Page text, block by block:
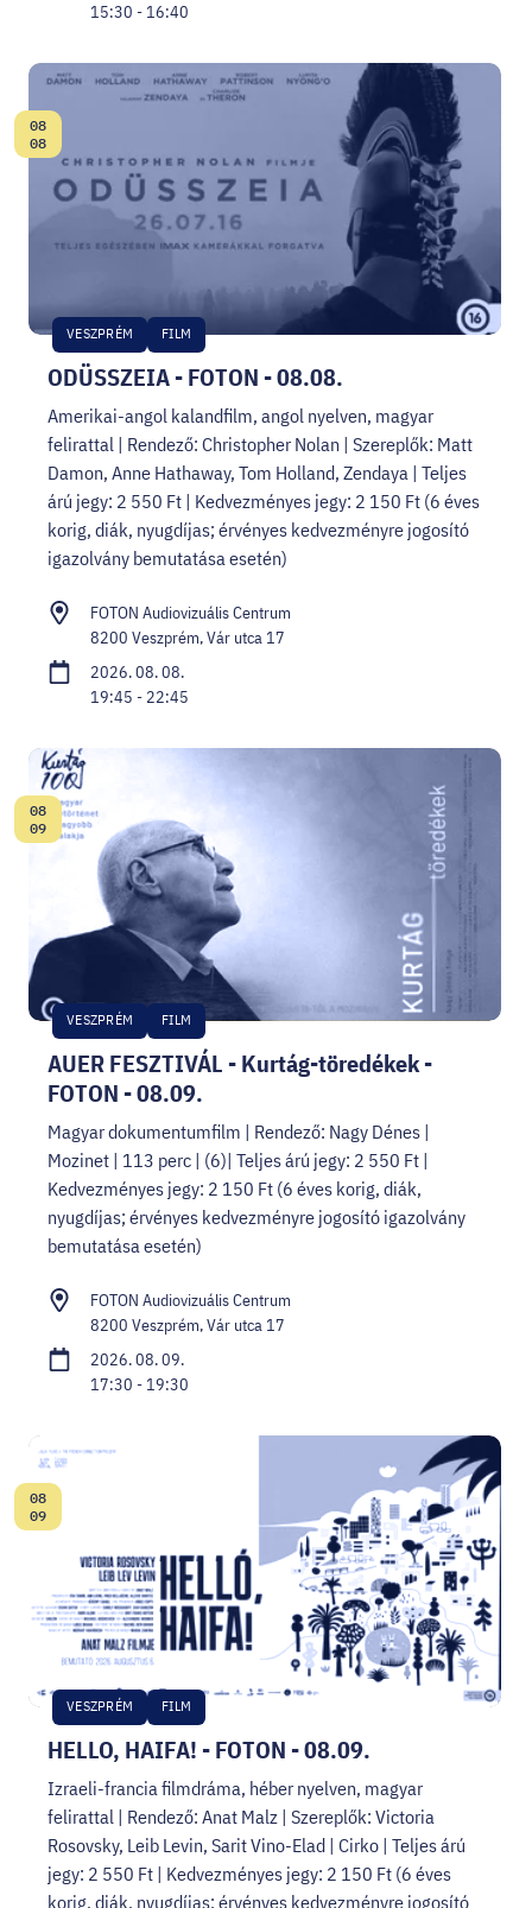
15:30 - 16:40
ODÜSSZEIA - FOTON - 08.08.
VESZPRÉM FILM
Dátum:
08
08
Amerikai-angol kalandfilm, angol nyelven, magyar
felirattal | Rendező: Christopher Nolan | Szereplők: Matt
Damon, Anne Hathaway, Tom Holland, Zendaya | Teljes
árú jegy: 2 550 Ft | Kedvezményes jegy: 2 150 Ft (6 éves
korig, diák, nyugdíjas; érvényes kedvezményre jogosító
igazolvány bemutatása esetén)
FOTON Audiovizuális Centrum
8200 Veszprém, Vár utca 17
2026. 08. 08.
19:45 - 22:45
AUER FESZTIVÁL - Kurtág-töredékek -
FOTON - 08.09.
VESZPRÉM FILM
Dátum:
08
09
Magyar dokumentumfilm | Rendező: Nagy Dénes |
Mozinet | 113 perc | (6)| Teljes árú jegy: 2 550 Ft |
Kedvezményes jegy: 2 150 Ft (6 éves korig, diák,
nyugdíjas; érvényes kedvezményre jogosító igazolvány
bemutatása esetén)
FOTON Audiovizuális Centrum
8200 Veszprém, Vár utca 17
2026. 08. 09.
17:30 - 19:30
HELLO, HAIFA! - FOTON - 08.09.
VESZPRÉM FILM
Dátum:
08
09
Izraeli-francia filmdráma, héber nyelven, magyar
felirattal | Rendező: Anat Malz | Szereplők: Victoria
Rosovsky, Leib Levin, Sarit Vino-Elad | Cirko | Teljes árú
jegy: 2 550 Ft | Kedvezményes jegy: 2 150 Ft (6 éves
korig, diák, nyugdíjas; érvényes kedvezményre jogosító